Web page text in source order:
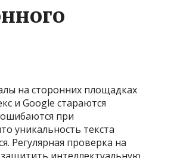
на сторонних площадках
и Google стараются
при
уникальность текста
Регулярная проверка на